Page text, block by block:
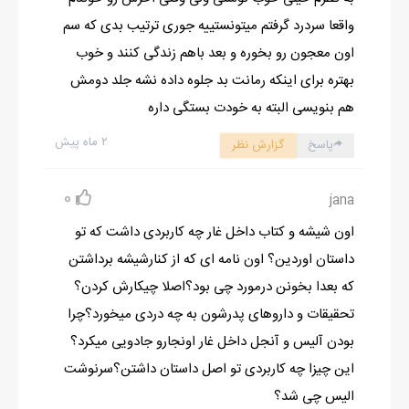
+اینارو بیخیال دست من نیست حیوون درونم ققنوسه ویلیام گرگینه
ها اینور چه کار میکردن مگه نباید اخرین قسمت جنگل باشن
ـ نمیدونم شاید جدیدن
+فک نمیکنم امشب ماه کامله حتما تازه به گرگینه تبدیل شدن گیج
_امیدوارم
.......................................................
کف غار دراز کشیده بودیم خوبی این غار این بود که نورخورشید به
هیچ عنوان بهش نفوذ نمی کرد
یه لحظه فکرم رفت به زمانی که اون دختره اومد تو غار:
تازه از شکار برگشته بودم ، خسته خودمو یه گوشه ی مخفی غار انداختم
ویلیامم رفته بود شکار و تا چند لحظه دیگه برمیگشت صدایی به گوشم
واقعا سردرد گرفتم میتونستییه جوری ترتیب بدی که سم
اون معجون رو بخوره و بعد باهم زندگی کنند و خوب
بهتره برای اینکه رمانت بد جلوه داده نشه جلد دومش
هم بنویسی البته به خودت بستگی داره
۲ ماه پیش پاسخ گزارش نظر
jana
0
اون شیشه و کتاب داخل غار چه کاربردی داشت که تو
داستان اوردین؟ اون نامه ای که از کنارشیشه برداشتن
که بعدا بخونن درمورد چی بود؟اصلا چیکارش کردن؟
تحقیقات و داروهای پدرشون به چه دردی میخورد؟چرا
بودن آلیس و آنجل داخل غار اونجارو جادویی میکرد؟
این چیزا چه کاربردی تو اصل داستان داشتن؟سرنوشت
الیس چی شد؟